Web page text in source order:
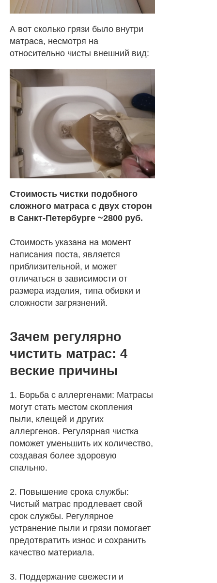
А вот сколько грязи было внутри
матраса, несмотря на
относительно чисты внешний вид:
Стоимость чистки подобного
сложного матраса с двух сторон
в Санкт-Петербурге ~2800 руб.
Стоимость указана на момент
написания поста, является
приблизительной, и может
отличаться в зависимости от
размера изделия, типа обивки и
сложности загрязнений.
Зачем регулярно
чистить матрас: 4
веские причины
1. Борьба с аллергенами: Матрасы
могут стать местом скопления
пыли, клещей и других
аллергенов. Регулярная чистка
поможет уменьшить их количество,
создавая более здоровую
спальню.
2. Повышение срока службы:
Чистый матрас продлевает свой
срок службы. Регулярное
устранение пыли и грязи помогает
предотвратить износ и сохранить
качество материала.
3. Поддержание свежести и